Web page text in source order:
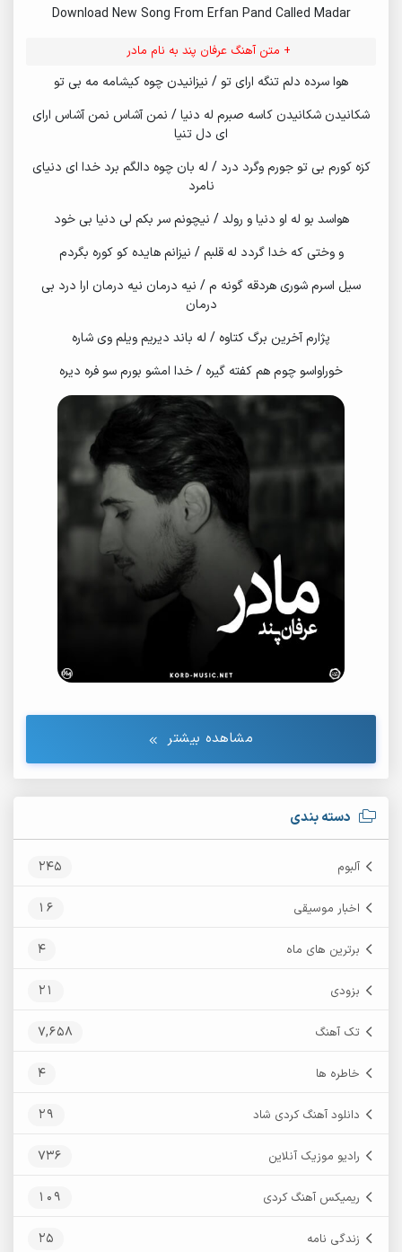
دسته بندی
آلبوم 245
اخبار موسیقی 16
برترین های ماه 4
بزودی 21
تک آهنگ 7,658
خاطره ها 4
دانلود آهنگ کردی شاد 29
رادیو موزیک آنلاین 736
ریمیکس آهنگ کردی 109
زندگی نامه 25
Download New Song From Erfan Pand Called Madar
+ متن آهنگ عرفان پند به نام مادر
هوا سرده دلم تنگه ارای تو / نیزانیدن چوه کیشامه مه بی تو
شکانیدن شکانیدن کاسه صبرم له دنیا / نمن آشاس نمن آشاس ارای
ای دل تنیا
کزه کورم بی تو جورم وگرد درد / له بان چوه دالگم برد خدا ای دنیای
نامرد
هواسد بو له او دنیا و رولد / نیچونم سر بکم لی دنیا بی خود
و وختی که خدا گردد له قلبم / نیزانم هایده کو کوره بگردم
سیل اسرم شوری هردقه گونه م / نیه درمان نیه درمان ارا درد بی
درمان
پژارم آخرین برگ کتاوه / له باند دیریم ویلم وی شاره
خوراواسو چوم هم کفته گیره / خدا امشو بورم سو فره دیره
مشاهده بیشتر